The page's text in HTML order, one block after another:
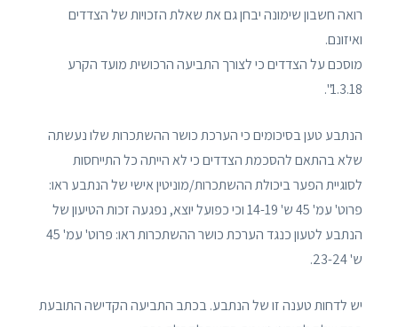
רואה חשבון שימונה יבחן גם את שאלת הזכויות של הצדדים
ואיזונם.
מוסכם על הצדדים כי לצורך התביעה הרכושית מועד הקרע
1.3.18".
הנתבע טען בסיכומים כי הערכת כושר ההשתכרות שלו נעשתה
שלא בהתאם להסכמת הצדדים כי לא הייתה כל התייחסות
לסוגיית הפער ביכולת ההשתכרות/מוניטין אישי של הנתבע ראו:
פרוט' עמ' 45 ש' 14-19 וכי כפועל יוצא, נפגעה זכות הטיעון של
הנתבע לטעון כנגד הערכת כושר ההשתכרות ראו: פרוט' עמ' 45
ש' 23-24.
יש לדחות טענה זו של הנתבע. בכתב התביעה הקדישה התובעת